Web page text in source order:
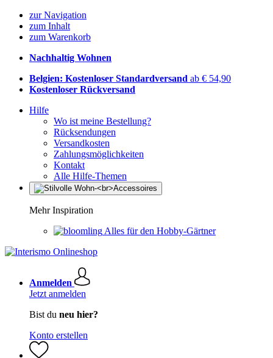
zur Navigation
zum Inhalt
zum Warenkorb
Nachhaltig Wohnen
Belgien: Kostenloser Standardversand ab € 54,90
Kostenloser Rückversand
Hilfe
Wo ist meine Bestellung?
Rücksendungen
Versandkosten
Zahlungsmöglichkeiten
Kontakt
Alle Hilfe-Themen
Mehr Inspiration
Alles für den Hobby-Gärtner
Anmelden
Jetzt anmelden
Bist du neu hier?
Konto erstellen